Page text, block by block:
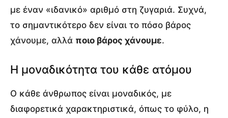
με έναν «ιδανικό» αριθμό στη ζυγαριά. Συχνά,
το σημαντικότερο δεν είναι το πόσο βάρος
χάνουμε, αλλά ποιο βάρος χάνουμε.
Η μοναδικότητα του κάθε ατόμου
Ο κάθε άνθρωπος είναι μοναδικός, με
διαφορετικά χαρακτηριστικά, όπως το φύλο, η